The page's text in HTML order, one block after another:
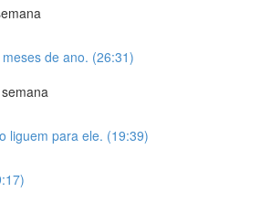
de ano. (26:31)
liguem para ele. (19:39)